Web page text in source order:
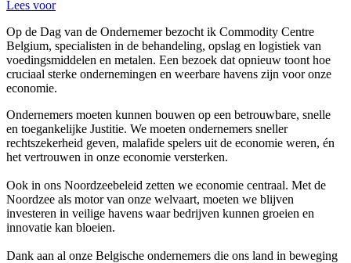
Lees voor
Op de Dag van de Ondernemer bezocht ik Commodity Centre
Belgium, specialisten in de behandeling, opslag en logistiek van
voedingsmiddelen en metalen. Een bezoek dat opnieuw toont hoe
cruciaal sterke ondernemingen en weerbare havens zijn voor onze
economie.
Ondernemers moeten kunnen bouwen op een betrouwbare, snelle
en toegankelijke Justitie. We moeten ondernemers sneller
rechtszekerheid geven, malafide spelers uit de economie weren, én
het vertrouwen in onze economie versterken.
Ook in ons Noordzeebeleid zetten we economie centraal. Met de
Noordzee als motor van onze welvaart, moeten we blijven
investeren in veilige havens waar bedrijven kunnen groeien en
innovatie kan bloeien.
Dank aan al onze Belgische ondernemers die ons land in beweging